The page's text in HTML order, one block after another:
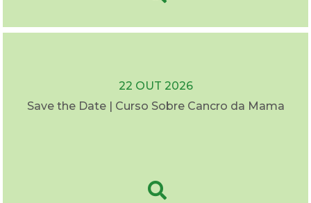
22 OUT 2026
Save the Date | Curso Sobre Cancro da Mama